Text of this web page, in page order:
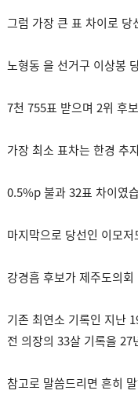
그럼 가장 큰 표 차이로 당
노형동 을 선거구 이상봉
7천 755표 받으며 2위 후
가장 최소 표차는 한경 추
0.5%p 불과 32표 차이였
마지막으로 당선인 이모
강경흠 후보가 제주도의
기존 최연소 기록인 지난
전 의장의 33살 기록을 27
참고로 말씀드리면 흔히